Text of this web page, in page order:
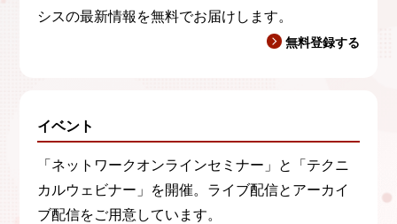
シスの最新情報を無料でお届けします。
無料登録する
イベント
「ネットワークオンラインセミナー」と「テクニ
カルウェビナー」を開催。ライブ配信とアーカイ
ブ配信をご用意しています。